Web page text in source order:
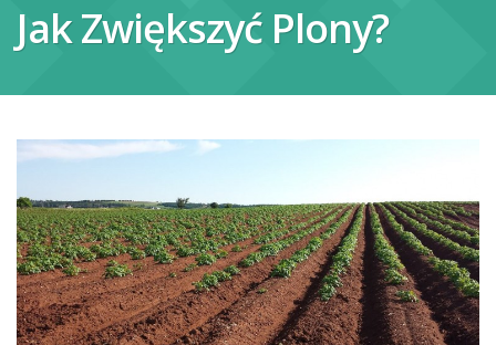
Jak Zwiększyć Plony?